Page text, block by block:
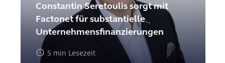
Constantin Seretoulis sorgt mit
Factonet für substantielle
Unternehmensfinanzierungen
access_time 5 min Lesezeit